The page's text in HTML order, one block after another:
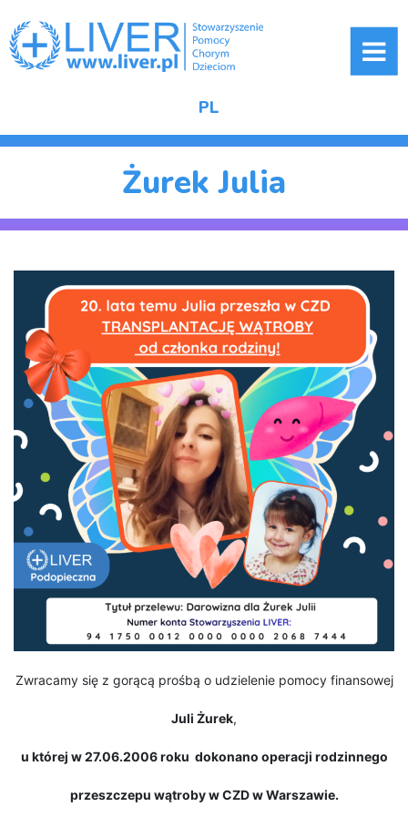
PL
Żurek Julia
Zwracamy się z gorącą prośbą o udzielenie pomocy finansowej
Juli Żurek,
u której w 27.06.2006 roku dokonano operacji rodzinnego
przeszczepu wątrobyw CZD w Warszawie.